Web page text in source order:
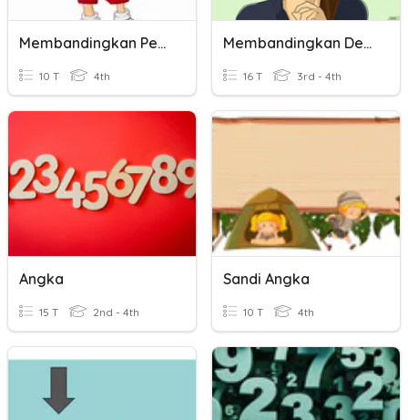
Membandingkan Pecahan
10 T 4th
Membandingkan Desimal
16 T 3rd - 4th
Angka
15 T 2nd - 4th
Sandi Angka
10 T 4th